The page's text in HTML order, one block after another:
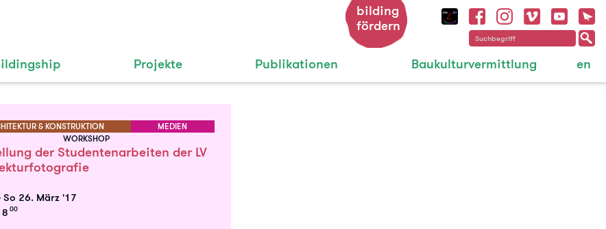
Projekte Publikationen Baukulturvermittlung en
bilding
fördern
& KONSTRUKTION
MEDIEN
WORKSHOP
der Studentenarbeiten der LV
So 26. März '17
00